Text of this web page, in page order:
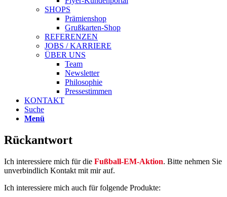
SHOPS
Prämienshop
Grußkarten-Shop
REFERENZEN
JOBS / KARRIERE
ÜBER UNS
Team
Newsletter
Philosophie
Pressestimmen
KONTAKT
Suche
Menü
Rückantwort
Ich interessiere mich für die Fußball-EM-Aktion. Bitte nehmen Sie
unverbindlich Kontakt mit mir auf.
Ich interessiere mich auch für folgende Produkte: